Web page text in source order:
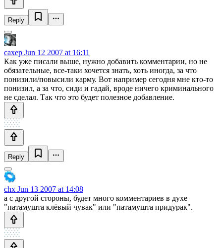
Reply
caxep Jun 12 2007 at 16:11
Как уже писали выше, нужно добавить комментарии, но не
обязательные, все-таки хочется знать, хоть иногда, за что
понизили/повысили карму. Вот например сегодня мне кто-то
понизил, а за что, сиди и гадай, вроде ничего криминального
не сделал. Так что это будет полезное добавление.
Reply
chx Jun 13 2007 at 14:08
а с другой стороны, будет много комментариев в духе
"патамушта клёвый чувак" или "патамушта придурак".